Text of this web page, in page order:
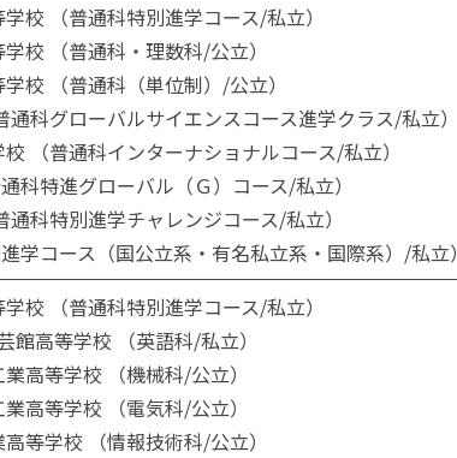
校 （普通科特別進学コース/私立）
校 （普通科・理数科/公立）
校 （普通科（単位制）/公立）
科グローバルサイエンスコース進学クラス/私立）
（普通科インターナショナルコース/私立）
科特進グローバル（Ｇ）コース/私立）
科特別進学チャレンジコース/私立）
学コース（国公立系・有名私立系・国際系）/私立）
校 （普通科特別進学コース/私立）
館高等学校 （英語科/私立）
高等学校 （機械科/公立）
高等学校 （電気科/公立）
等学校 （情報技術科/公立）